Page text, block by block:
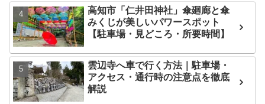
高知市「仁井田神社」傘廻廊と傘
みくじが美しいパワースポット
【駐車場・見どころ・所要時間】
雲辺寺へ車で行く方法｜駐車場・
アクセス・通行時の注意点を徹底
解説